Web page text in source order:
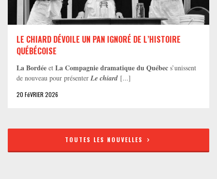
LE CHIARD DÉVOILE UN PAN IGNORÉ DE L’HISTOIRE
QUÉBÉCOISE
La Bordée et La Compagnie dramatique du Québec s’unissent
de nouveau pour présenter Le chiard [...]
20 FéVRIER 2026
TOUTES LES NOUVELLES